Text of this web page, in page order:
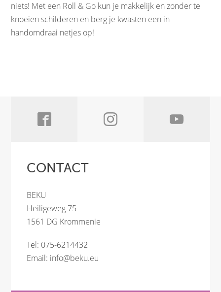
niets! Met een Roll & Go kun je makkelijk en zonder te
knoeien schilderen en berg je kwasten een in
handomdraai netjes op!
CONTACT
BEKU
Heiligeweg 75
1561 DG Krommenie
Tel: 075-6214432
Email: info@beku.eu